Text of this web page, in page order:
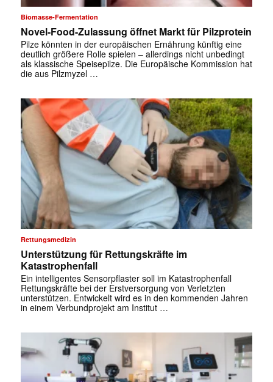
Biomasse-Fermentation
Novel-Food-Zulassung öffnet Markt für Pilzprotein
Pilze könnten in der europäischen Ernährung künftig eine
deutlich größere Rolle spielen – allerdings nicht unbedingt
als klassische Speisepilze. Die Europäische Kommission hat
die aus Pilzmyzel …
Rettungsmedizin
Unterstützung für Rettungskräfte im
Katastrophenfall
Ein intelligentes Sensorpflaster soll im Katastrophenfall
Rettungskräfte bei der Erstversorgung von Verletzten
unterstützen. Entwickelt wird es in den kommenden Jahren
in einem Verbundprojekt am Institut …